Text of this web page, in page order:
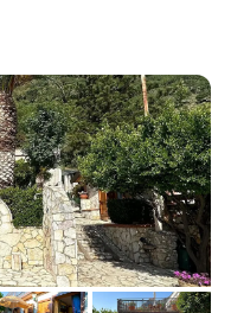
have their own entrance
one under the
wit...